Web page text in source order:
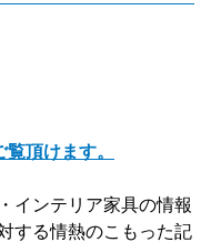
頂けます。
インテリア家具の情報
する情熱のこもった記